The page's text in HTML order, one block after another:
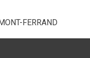
FERRAND